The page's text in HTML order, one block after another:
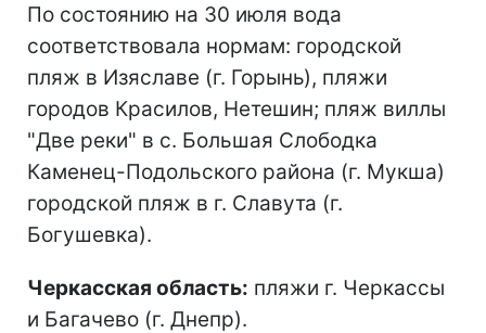
По состоянию на 30 июля вода
соответствовала нормам: городской
пляж в Изяславе (г. Горынь), пляжи
городов Красилов, Нетешин; пляж виллы
"Две реки" в с. Большая Слободка
Каменец-Подольского района (г. Мукша)
городской пляж в г. Славута (г.
Богушевка).
Черкасская область: пляжи г. Черкассы
и Багачево (г. Днепр).